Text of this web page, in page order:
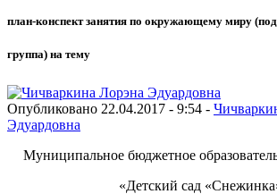
план-конспект занятия по окружающему миру
группа) на тему
Опубликовано 22.04.2017 - 9:54 -
Эдуардовна
Муниципальное бюджетное
«Детский сад